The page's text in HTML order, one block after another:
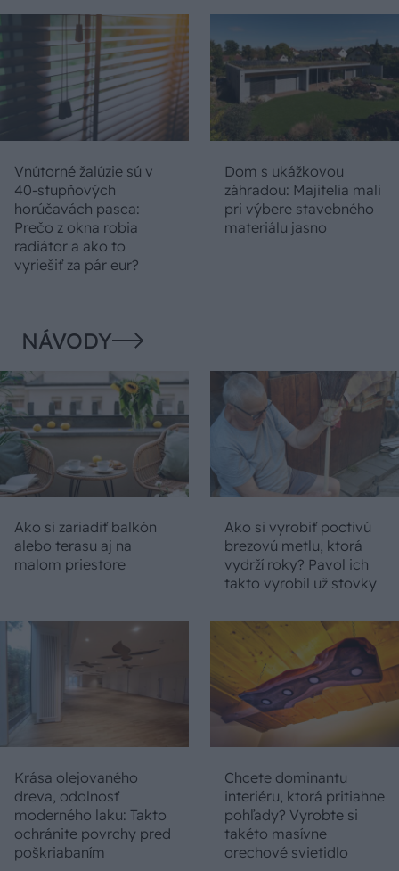
Vnútorné žalúzie sú v
40-stupňových
horúčavách pasca:
Prečo z okna robia
radiátor a ako to
vyriešiť za pár eur?
Dom s ukážkovou
záhradou: Majitelia mali
pri výbere stavebného
materiálu jasno
NÁVODY
Ako si zariadiť balkón
alebo terasu aj na
malom priestore
Ako si vyrobiť poctivú
brezovú metlu, ktorá
vydrží roky? Pavol ich
takto vyrobil už stovky
Krása olejovaného
dreva, odolnosť
moderného laku: Takto
ochránite povrchy pred
poškriabaním
Chcete dominantu
interiéru, ktorá pritiahne
pohľady? Vyrobte si
takéto masívne
orechové svietidlo